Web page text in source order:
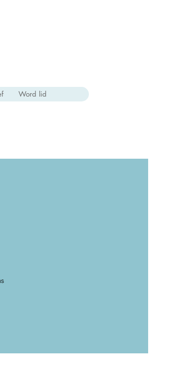
Word lid